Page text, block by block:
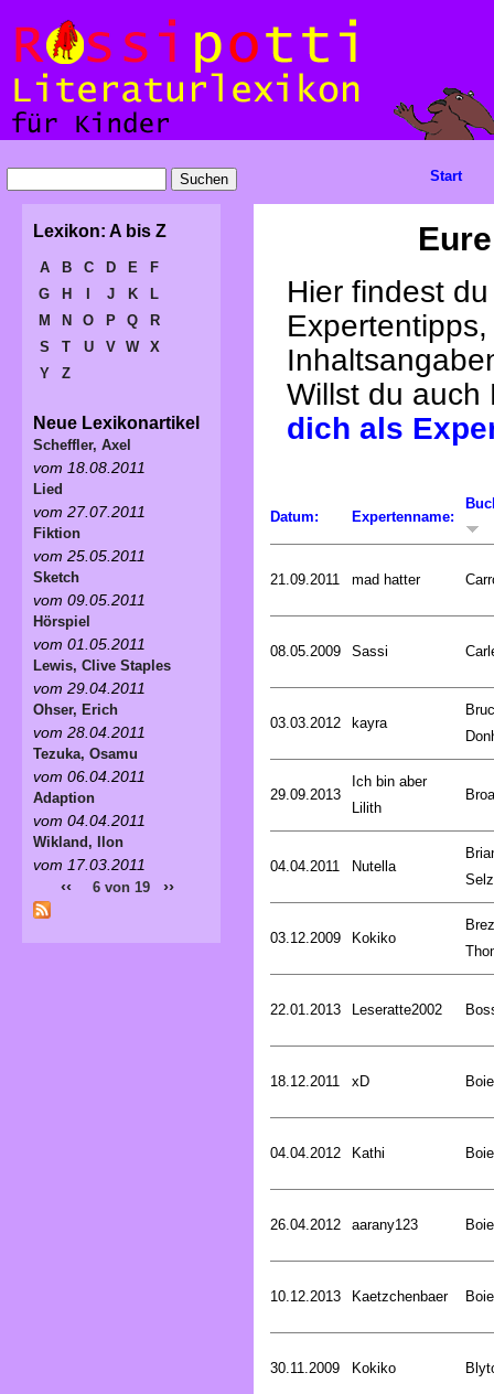
Hier findest
Willst du
dich als
Datum: Expertenname:
21.09.2011 mad hatter
08.05.2009 Sassi
03.03.2012 kayra
29.09.2013
Ich bin aber
Lilith
04.04.2011 Nutella
03.12.2009 Kokiko
22.01.2013 Leseratte2002
18.12.2011 xD
04.04.2012 Kathi
26.04.2012 aarany123
10.12.2013 Kaetzchenbaer
30.11.2009 Kokiko
Start
Lexikon: A bis Z
A B C D E
F
G
H J K
L
M
N O P Q
R
S
T U V W
X
Y
Z
Neue Lexikonartikel
Scheffler, Axel
vom 18.08.2011
Lied
vom 27.07.2011
Fiktion
vom 25.05.2011
Sketch
vom 09.05.2011
Hörspiel
vom 01.05.2011
Lewis, Clive Staples
vom 29.04.2011
Ohser, Erich
vom 28.04.2011
Tezuka, Osamu
vom 06.04.2011
Adaption
vom 04.04.2011
Wikland, Ilon
vom 17.03.2011
‹‹ 6 von 19 ››